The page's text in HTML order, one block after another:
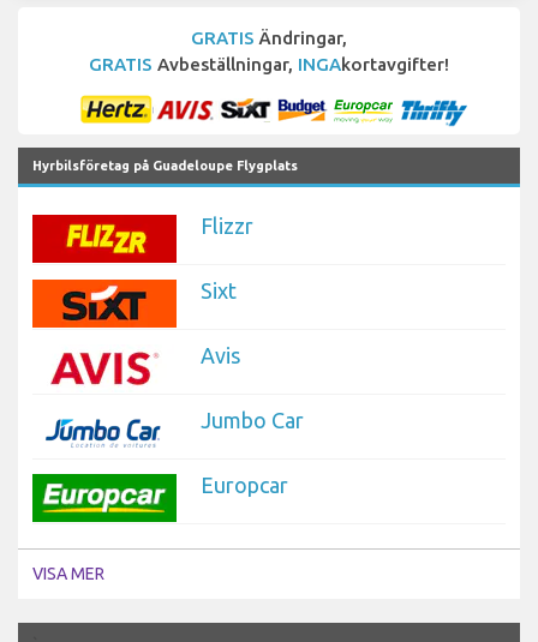
GRATIS Ändringar,
GRATIS Avbeställningar, INGAkortavgifter!
Hyrbilsföretag på Guadeloupe Flygplats
Flizzr
Sixt
Avis
Jumbo Car
Europcar
VISA MER